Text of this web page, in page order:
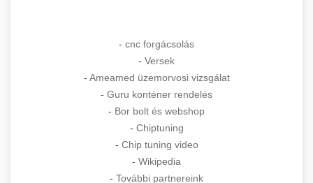
- cnc forgácsolás
- Versek
- Ameamed üzemorvosi vizsgálat
- Guru konténer rendelés
- Bor bolt és webshop
- Chiptuning
- Chip tuning video
- Wikipedia
- További partnereink